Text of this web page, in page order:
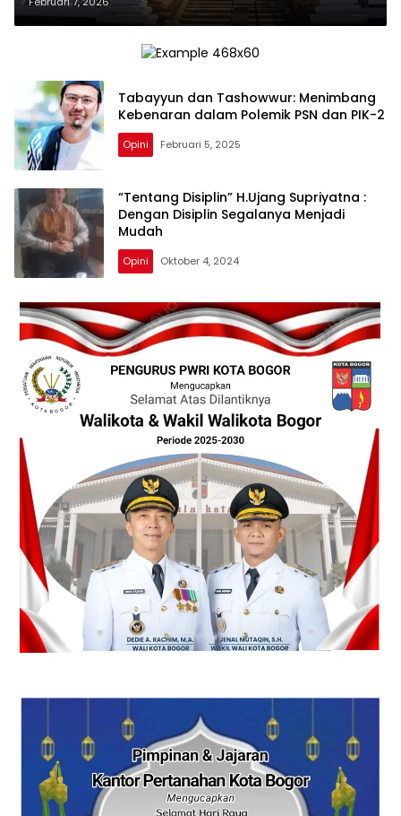
Tabayyun dan Tashowwur: Menimbang
Kebenaran dalam Polemik PSN dan PIK-2
Opini Februari 5, 2025
“Tentang Disiplin” H.Ujang Supriyatna :
Dengan Disiplin Segalanya Menjadi
Mudah
Opini Oktober 4, 2024